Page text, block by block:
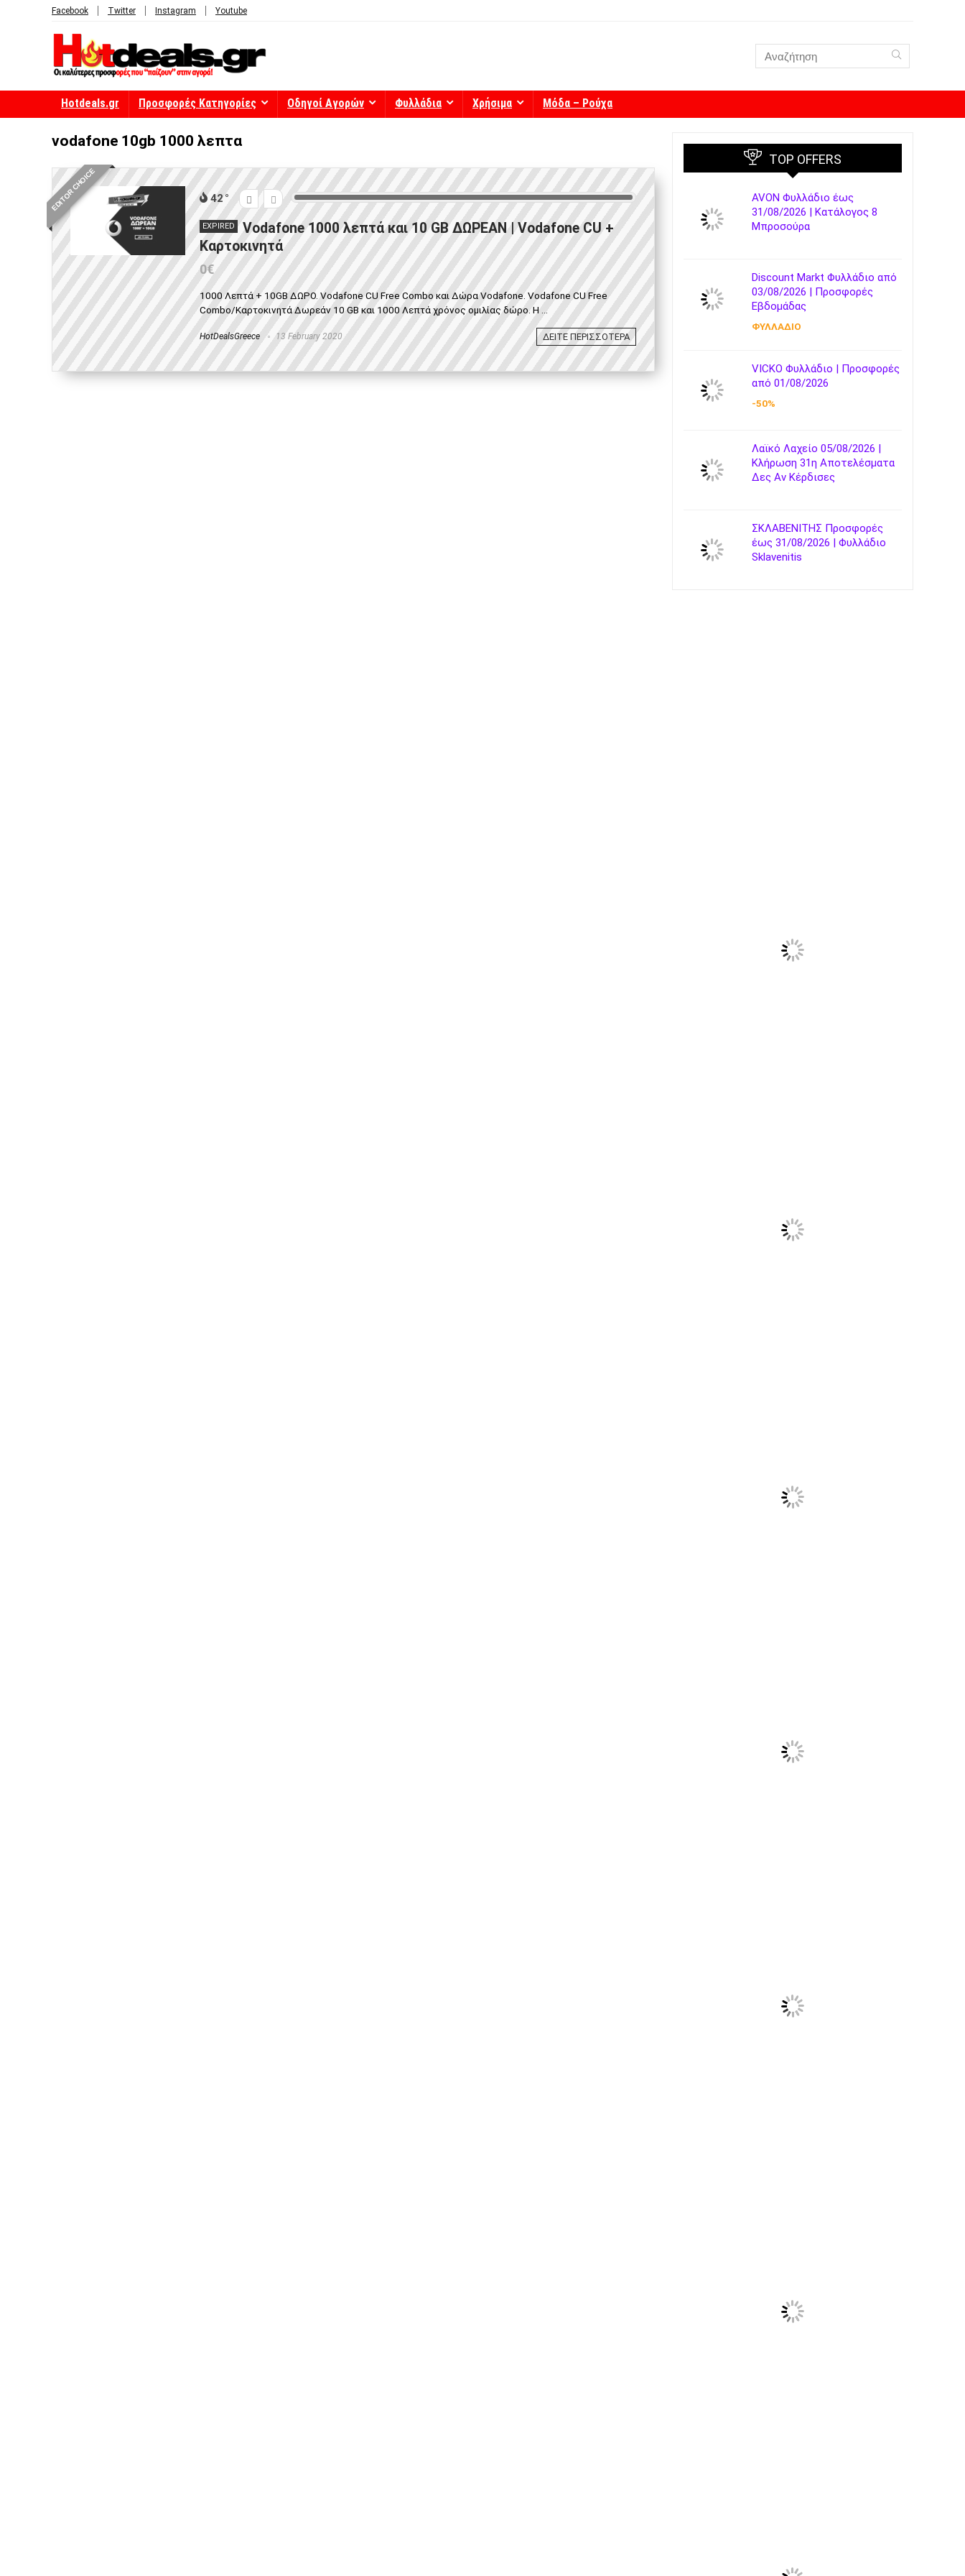
Facebook Twitter Instagram Youtube
Hotdeals.gr Προσφορές Κατηγορίες Οδηγοί Αγορών Φυλλάδια Χρήσιμα Μόδα – Ρούχα
vodafone 10gb 1000 λεπτα
EDITOR CHOICE 42
EXPIRED
Vodafone 1000 λεπτά και 10 GB ΔΩΡΕΑΝ | Vodafone CU +
Καρτοκινητά
0€
1000 Λεπτά + 10GB ΔΩΡΟ. Vodafone CU Free Combo και Δώρα Vodafone. Vodafone CU Free
Combo/Καρτοκινητά Δωρεάν 10 GB και 1000 Λεπτά χρόνος ομιλίας δώρο. Η ...
HotDealsGreece 13 February 2020 ΔΕΙΤΕ ΠΕΡΙΣΣΟΤΕΡΑ
TOP OFFERS
AVON Φυλλάδιο έως
31/08/2026 | Κατάλογος 8
Μπροσούρα
Discount Markt Φυλλάδιο από
03/08/2026 | Προσφορές
Εβδομάδας
ΦΥΛΛΑΔΙΟ
VICKO Φυλλάδιο | Προσφορές
από 01/08/2026
-50%
Λαϊκό Λαχείο 05/08/2026 |
Κλήρωση 31η Αποτελέσματα
Δες Αν Κέρδισες
ΣΚΛΑΒΕΝΙΤΗΣ Προσφορές
έως 31/08/2026 | Φυλλάδιο
Sklavenitis